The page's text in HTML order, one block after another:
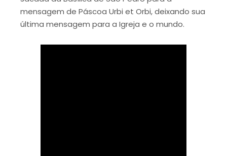
mensagem de Páscoa Urbi et Orbi, deixando sua
última mensagem para a Igreja e o mundo.